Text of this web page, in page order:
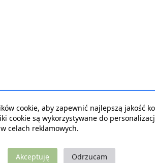
cookie, aby zapewnić najlepszą jakość
cookie są wykorzystywane do
celach reklamowych.
Akceptuję Odrzucam